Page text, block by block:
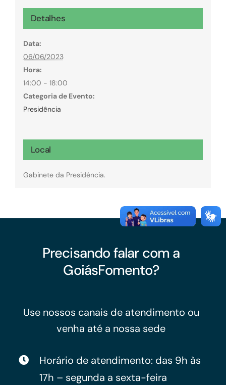
Detalhes
Data:
06/06/2023
Hora:
14:00 - 18:00
Categoria de Evento:
Presidência
Local
Gabinete da Presidência.
Precisando falar com a
GoiásFomento?
Use nossos canais de atendimento ou
venha até a nossa sede
Horário de atendimento: das 9h às
17h – segunda a sexta-feira